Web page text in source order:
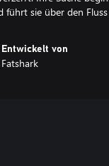
führt sie über den
Entwickelt von
Fatshark